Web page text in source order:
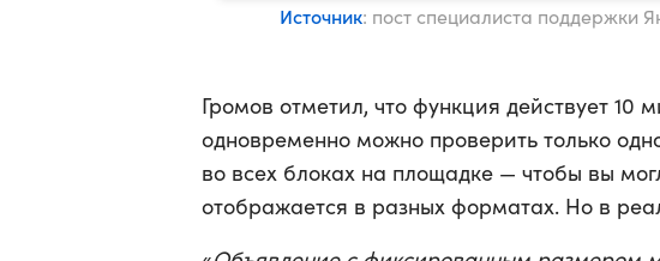
Источник: пост специалиста поддержки
Громов отметил, что функция действует 10
одновременно можно проверить только
во всех блоках на площадке — чтобы вы
отображается в разных форматах. Но в